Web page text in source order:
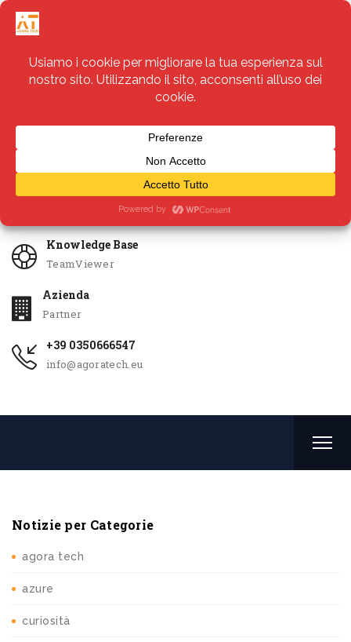
Servizi
Knowledge Base
TeamViewer
Azienda
Partner
+39 0350666547
info@agoratech.eu
Notizie per Categorie
agora tech
azure
curiosità